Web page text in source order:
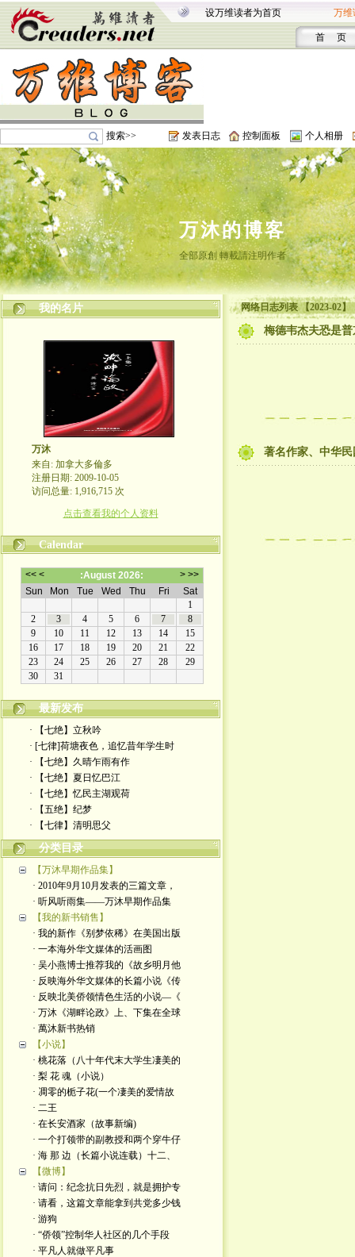
设万维读者为首页 万维
首 页
搜索>> 发表日志 控制面板 个人相册
万沐的博客
全部原創 轉載請注明作者
我的名片
万沐
来自: 加拿大多倫多
注册日期: 2009-10-05
访问总量: 1,916,715 次
点击查看我的个人资料
Calendar
最新发布
· 【七绝】立秋吟
· [七律]荷塘夜色，追忆昔年学生时
· 【七绝】久晴乍雨有作
· 【七绝】夏日忆巴江
· 【七绝】忆民主湖观荷
· 【五绝】纪梦
· ​【七律】清明思父
分类目录
【万沐早期作品集】
· 2010年9月10月发表的三篇文章，
· 听风听雨集——万沐早期作品集
【我的新书销售】
· 我的新作《别梦依稀》在美国出版
· 一本海外华文媒体的活画图
· 吴小燕博士推荐我的《故乡明月他
· 反映海外华文媒体的长篇小说《传
· 反映北美侨领情色生活的小说—《
· 万沐《湖畔论政》上、下集在全球
· 萬沐新书热销
【小说】
· 桃花落（八十年代末大学生凄美的
· 梨 花 魂（小说）
· 凋零的栀子花(一个凄美的爱情故
· 二王
· 在长安酒家（故事新编)
· 一个打领带的副教授和两个穿牛仔
· 海 那 边（长篇小说连载）十二、
【微博】
· 请问：纪念抗日先烈，就是拥护专
· 请看，这篇文章能拿到共党多少钱
· 游狗
· “侨领”控制华人社区的几个手段
· 平凡人就做平凡事
网络日志列表 【2023-02】
梅德韦杰夫恐是
著名作家、中华